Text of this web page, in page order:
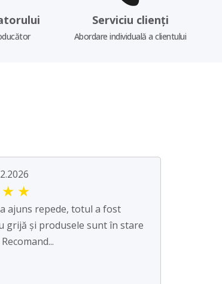
Serviciu clienți
Abordare individuală a clientului
★ ★
ajuns repede, totul a fost
grijă și produsele sunt în stare